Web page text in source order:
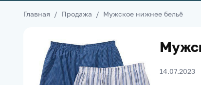
Главная / Продажа / Мужское нижнее бельё
14.07.2023